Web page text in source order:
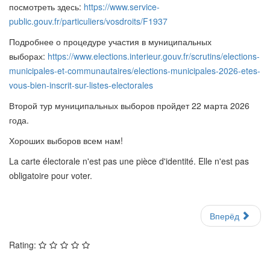
посмотреть здесь: https://www.service-
public.gouv.fr/particuliers/vosdroits/F1937
Подробнее о процедуре участия в муниципальных
выборах: https://www.elections.interieur.gouv.fr/scrutins/elections-
municipales-et-communautaires/elections-municipales-2026-etes-
vous-bien-inscrit-sur-listes-electorales
Второй тур муниципальных выборов пройдет 22 марта 2026
года.
Хороших выборов всем нам!
La carte électorale n'est pas une pièce d'identité. Elle n'est pas
obligatoire pour voter.
Вперёд
Rating: